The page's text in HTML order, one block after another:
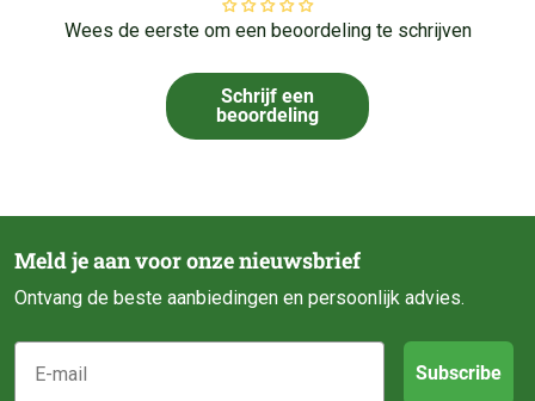
Wees de eerste om een beoordeling te schrijven
Schrijf een
beoordeling
Meld je aan voor onze nieuwsbrief
Ontvang de beste aanbiedingen en persoonlijk advies.
E-mail
Subscribe